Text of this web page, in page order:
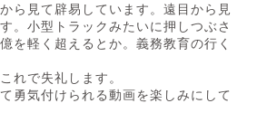
ら見て辟易しています。遠目から見
。小型トラックみたいに押しつぶさ
を軽く超えるとか。義務教育の行く
れで失礼します。
勇気付けられる動画を楽しみにして